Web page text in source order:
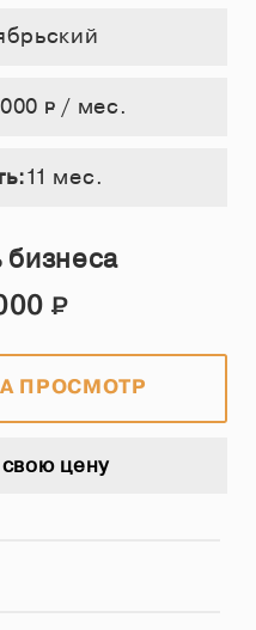
Р / мес.
11 мес.
Р
ПРОСМОТР
цену